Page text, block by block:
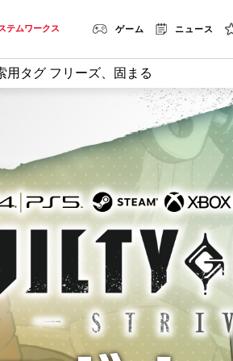
テムワークス ゲーム ニュース
用タグ フリーズ、固まる